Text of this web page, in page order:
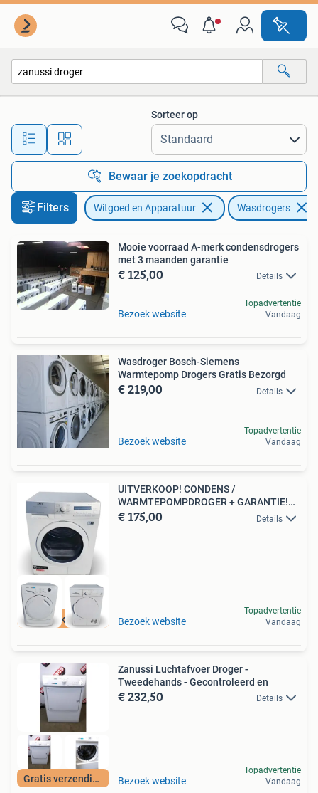
Alle afstanden…
Sorteer op
Bewaar je zoekopdracht
Filters Witgoed en Apparatuur Wasdrogers
Mooie voorraad A-merk condensdrogers
met 3 maanden garantie
€ 125,00 Details
Bezoek website
Topadvertentie
Vandaag
Wasdroger Bosch-Siemens
Warmtepomp Drogers Gratis Bezorgd
€ 219,00 Details
Bezoek website
Topadvertentie
Vandaag
Leegverkoop OP=OP
UITVERKOOP! CONDENS /
WARMTEPOMPDROGER + GARANTIE!
v.a. €175
€ 175,00 Details
Bezoek website
Topadvertentie
Vandaag
Gratis verzending
Zanussi Luchtafvoer Droger -
Tweedehands - Gecontroleerd en
€ 232,50 Details
Bezoek website
Topadvertentie
Vandaag